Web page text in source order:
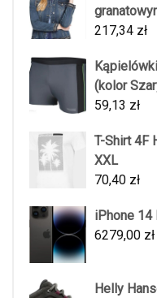
217,34 zł
(kolor
59,13 zł
T-Shirt 4F
XXL
70,40 zł
iPhone 14
6279,00 zł
Helly